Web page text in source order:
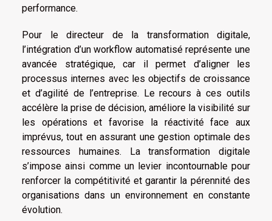
performance.
Pour le directeur de la transformation digitale,
l’intégration d’un workflow automatisé représente une
avancée stratégique, car il permet d’aligner les
processus internes avec les objectifs de croissance
et d’agilité de l’entreprise. Le recours à ces outils
accélère la prise de décision, améliore la visibilité sur
les opérations et favorise la réactivité face aux
imprévus, tout en assurant une gestion optimale des
ressources humaines. La transformation digitale
s’impose ainsi comme un levier incontournable pour
renforcer la compétitivité et garantir la pérennité des
organisations dans un environnement en constante
évolution.